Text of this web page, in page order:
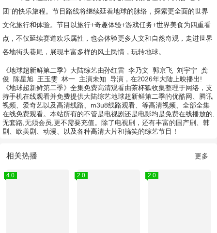
团”的快乐旅程。节目路线将继续延着地球的脉络，探索更全面的世界
文化旅行和体验。节目以旅行+奇趣体验+游戏任务+世界美食为四重看
点，不仅延续赛道欢乐属性，也会体验更多人文和自然奇观，走进世界
各地街头巷尾，展现丰富多样的风土民情，玩转地球。
《地球超新鲜第二季》大陆综艺由孙红雷 李乃文 郭京飞 刘宇宁 龚
俊
陈星旭 王玉雯 林一 主演未知 导演，在2026年大陆上映播出!
《地球超新鲜第二季》全集免费高清观看由茶杯狐收集整理于网络，支
持手机在线观看并免费提供大陆综艺地球超新鲜第二季的优酷网、腾讯
视频、爱奇艺以及高清线路、m3u8线路观看、等高清视频、全部全集
在线免费观看。本站所有的不管是电视剧还是电影均是免费在线播放的,
无套路,无须会员,更不需要充值。除了电视剧，还有丰富的国产剧、韩
剧、欧美剧、动漫、以及各种高清大片和搞笑的综艺节目！
相关热播 更多
4.0 2.0 2.0